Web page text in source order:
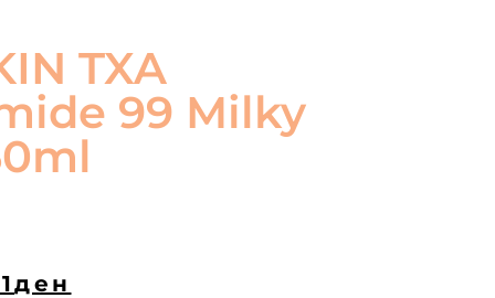
TXA
99 Milky
ден